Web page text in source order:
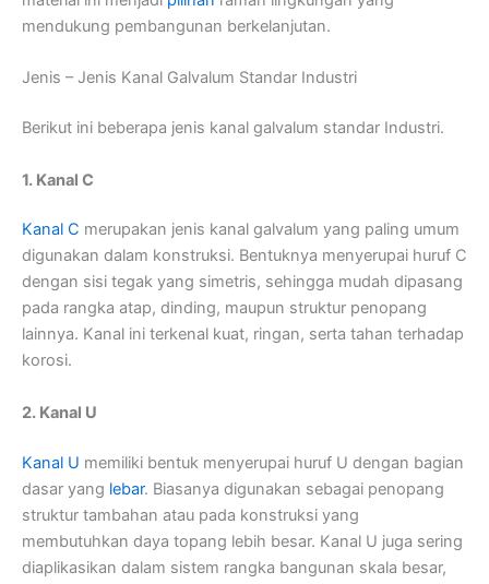
mendukung pembangunan berkelanjutan.
Jenis – Jenis Kanal Galvalum Standar Industri
Berikut ini beberapa jenis kanal galvalum standar Industri.
1. Kanal C
Kanal C merupakan jenis kanal galvalum yang paling umum
digunakan dalam konstruksi. Bentuknya menyerupai huruf C
dengan sisi tegak yang simetris, sehingga mudah dipasang
pada rangka atap, dinding, maupun struktur penopang
lainnya. Kanal ini terkenal kuat, ringan, serta tahan terhadap
korosi.
2. Kanal U
Kanal U memiliki bentuk menyerupai huruf U dengan bagian
dasar yang lebar. Biasanya digunakan sebagai penopang
struktur tambahan atau pada konstruksi yang
membutuhkan daya topang lebih besar. Kanal U juga sering
diaplikasikan dalam sistem rangka bangunan skala besar,